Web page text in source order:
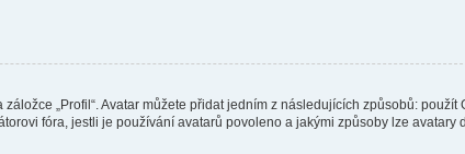
„Profil“. Avatar můžete přidat jedním z následujících způsobů: použít
fóra, jestli je používání avatarů povoleno a jakými způsoby lze avatary